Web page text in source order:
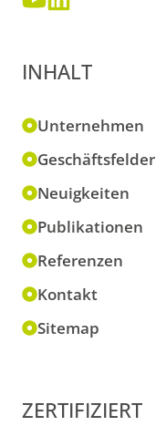
INHALT
Unternehmen
Geschäftsfelder
Neuigkeiten
Publikationen
Referenzen
Kontakt
Sitemap
ZERTIFIZIERT